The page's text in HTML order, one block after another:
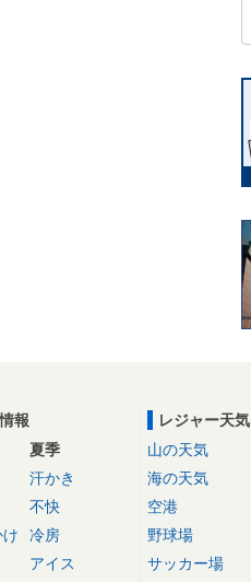
報
夏季
汗かき
不快
冷房
アイス
レジャー天気
山の天気
海の天気
空港
野球場
サッカー場